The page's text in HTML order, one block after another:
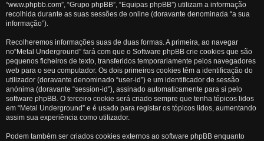
“www.phpbb.com”, “Grupo phpBB”, “Equipas phpBB”) utilizam a informação
recolhida durante as suas sessões de online (doravante denominada “a sua
informação”).
Recolheremos informações suas de duas formas. A primeira, ao navegar
no“Metal Underground” fará com que o Software phpBB crie cookies que são
pequenos ficheiros de texto, transferidos temporariamente pelos navegadores
web para o seu computador. Os dois primeiros cookies têm a identificação do
utilizador (doravante denominado “user-id”) e um identificador de sessão
anónima (doravante “session-id”), assinado automaticamente para si pelo
software phpBB. O terceiro cookie será criado sempre que tenha tópicos lidos
em “Metal Underground” e é usado para registar os tópicos lidos, aumentando
assim sua experiência como utilizador.
Podem também ser criados cookies externos ao software phpBB enquanto